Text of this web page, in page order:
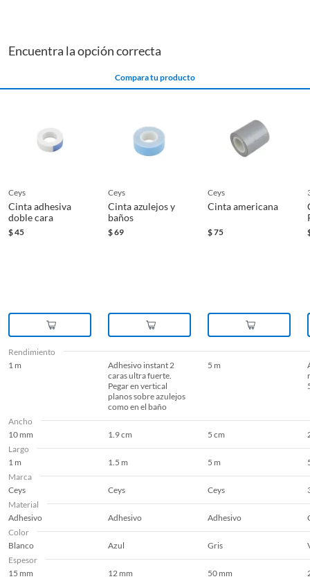
Encuentra la opción correcta
Compara tu producto
ceys
Cinta adhesiva
doble cara
$45
ceys
Cinta azulejos y
baños
$69
ceys
Cinta americana
$75
Rendimiento
1 m
Adhesivo instant 2
caras ultra fuerte.
Pegar en vertical
planos sobre azulejos
como en el baño
5 m
Ancho
10 mm
1.9 cm 5 cm
Largo
1 m
1.5 m 5 m
Marca
Ceys
Ceys Ceys
Material
Adhesivo
Adhesivo Adhesivo
Color
Blanco
Azul Gris
Espesor
15 mm
12 mm 50 mm